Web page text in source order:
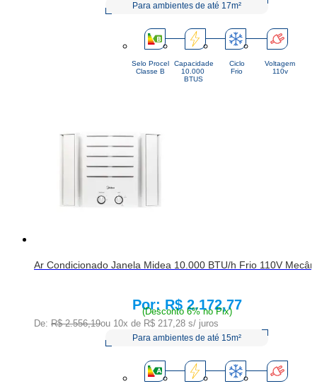
Para ambientes de até 17m²
Selo Procel
Classe B
Capacidade
10.000
BTUS
Ciclo
Frio
Voltagem
110v
Ar Condicionado Janela Midea 10.000 BTU/h Frio 110V
Price:
R$ 2.172,77
(Desconto 6% no Pix)
De: R$ 2.556,19ou 10x de R$ 217,28 s/ juros
Para ambientes de até 15m²